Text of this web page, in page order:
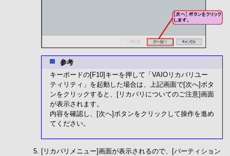
参考
キーボードの[F10]キーを押して「VAIOリカバリユー
ティリティ」を起動した場合は、上記画面で[次へ]ボタ
ンをクリックすると、[リカバリについてのご注意]画面
が表示されます。
内容を確認し、[次へ]ボタンをクリックして操作を進め
てください。
[リカバリメニュー]画面が表示されるので、[パーティション